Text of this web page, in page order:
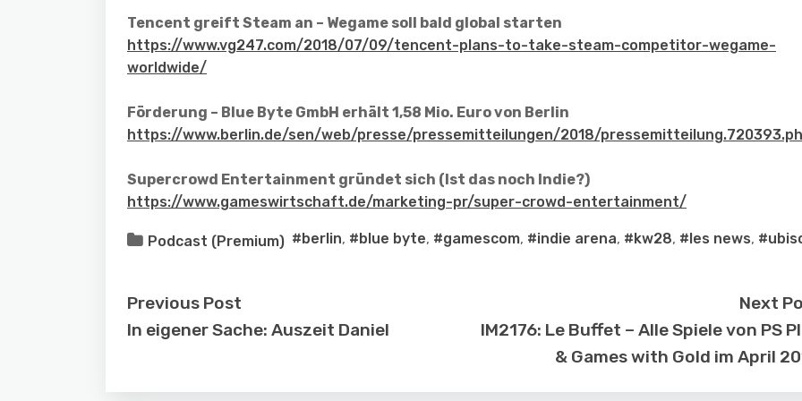
Tencent greift Steam an – Wegame soll bald global starten
https://www.vg247.com/2018/07/09/tencent-plans-to-take-steam-competitor-wegame-
worldwide/
Förderung – Blue Byte GmbH erhält 1,58 Mio. Euro von Berlin
https://www.berlin.de/sen/web/presse/pressemitteilungen/2018/
Supercrowd Entertainment gründet sich (Ist das noch Indie?)
https://www.gameswirtschaft.de/marketing-pr/super-crowd-entertainment/
Podcast (Premium) #berlin, #blue byte, #gamescom, #indie arena, #kw28, #les news,
Previous Post
In eigener Sache: Auszeit Daniel
Next
IM2176: Le Buffet – Alle Spiele von PS
& Games with Gold im April